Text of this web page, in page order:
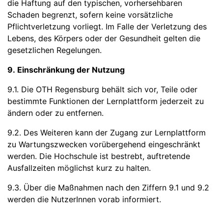
die Haftung auf den typischen, vorhersehbaren
Schaden begrenzt, sofern keine vorsätzliche
Pflichtverletzung vorliegt. Im Falle der Verletzung des
Lebens, des Körpers oder der Gesundheit gelten die
gesetzlichen Regelungen.
9. Einschränkung der Nutzung
9.1. Die OTH Regensburg behält sich vor, Teile oder
bestimmte Funktionen der Lernplattform jederzeit zu
ändern oder zu entfernen.
9.2. Des Weiteren kann der Zugang zur Lernplattform
zu Wartungszwecken vorübergehend eingeschränkt
werden. Die Hochschule ist bestrebt, auftretende
Ausfallzeiten möglichst kurz zu halten.
9.3. Über die Maßnahmen nach den Ziffern 9.1 und 9.2
werden die NutzerInnen vorab informiert.